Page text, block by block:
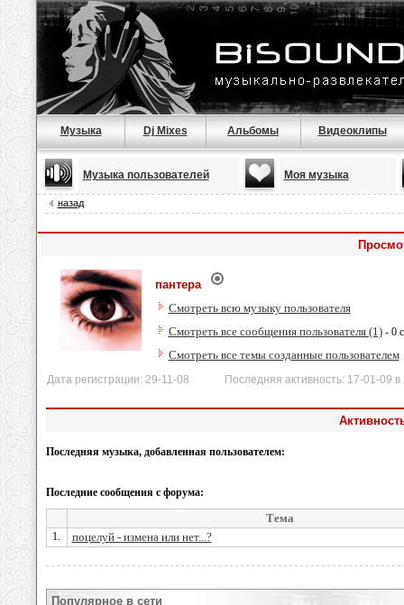
Музыка Dj Mixes Альбомы Видеоклипы
Музыка пользователей Моя музыка
назад
пантера
Смотреть всю музыку пользователя
Смотреть все сообщения пользователя (1)- 0
Смотреть все темы созданные пользователем
Дата регистрации: 29-11-08 Последняя активность: 17-01-09 в
Последняя музыка, добавленная пользователем:
Последние сообщения с форума:
Тема
1. поцелуй - измена или нет...?
Популярное в сети